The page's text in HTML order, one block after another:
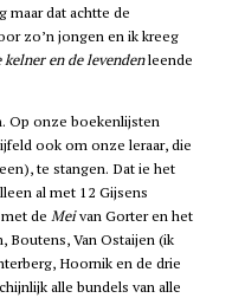
maar dat achtte de
zo’n jongen en ik kreeg
kelner en de levendenleende
Op onze boekenlijsten
ook om onze leraar, die
te stangen. Dat ie het
al met 12 Gijsens
de Meivan Gorter en het
Boutens, Van Ostaijen (ik
Hoornik en de drie
alle bundels van alle